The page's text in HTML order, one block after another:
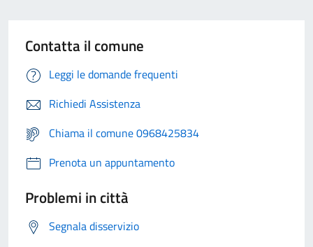
Contatta il comune
Leggi le domande frequenti
Richiedi Assistenza
Chiama il comune 0968425834
Prenota un appuntamento
Problemi in città
Segnala disservizio